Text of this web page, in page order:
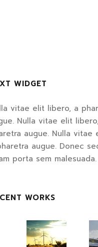
WIDGET
vitae elit libero, a
Nulla vitae elit
augue. Nulla vitae
augue. Donec
porta sem malesuada.
WORKS